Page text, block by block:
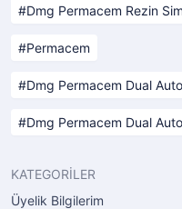
Dmg Permacem Rezin
Permacem
Dmg Permacem Dual
Dmg Permacem Dual
KATEGORİLER
Üyelik Bilgilerim